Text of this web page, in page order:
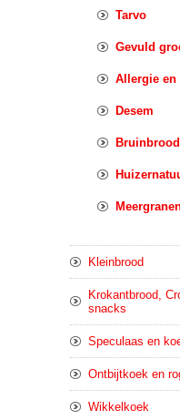
Tarvo
Gevuld
Allergie en
Desem
Bruinbrood
Kleinbrood
Krokantbrood,
snacks
Speculaas en
Ontbijtkoek en
Wikkelkoek